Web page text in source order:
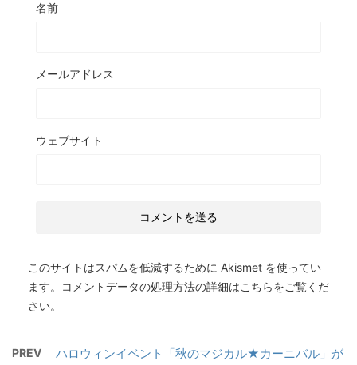
名前
メールアドレス
ウェブサイト
このサイトはスパムを低減するために Akismet を使ってい
ます。
コメントデータの処理方法の詳細はこちらをご覧くだ
さい。
PREV
ハロウィンイベント「秋のマジカル★カーニバル」が